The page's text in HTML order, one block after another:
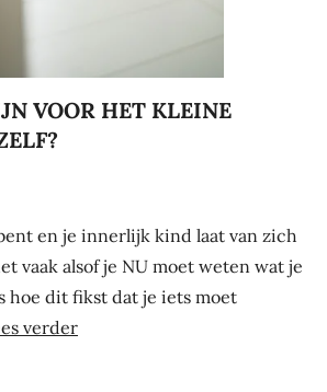
VOOR HET KLEINE
en je innerlijk kind laat van zich
vaak alsof je NU moet weten wat je
hoe dit fikst dat je iets moet
verder